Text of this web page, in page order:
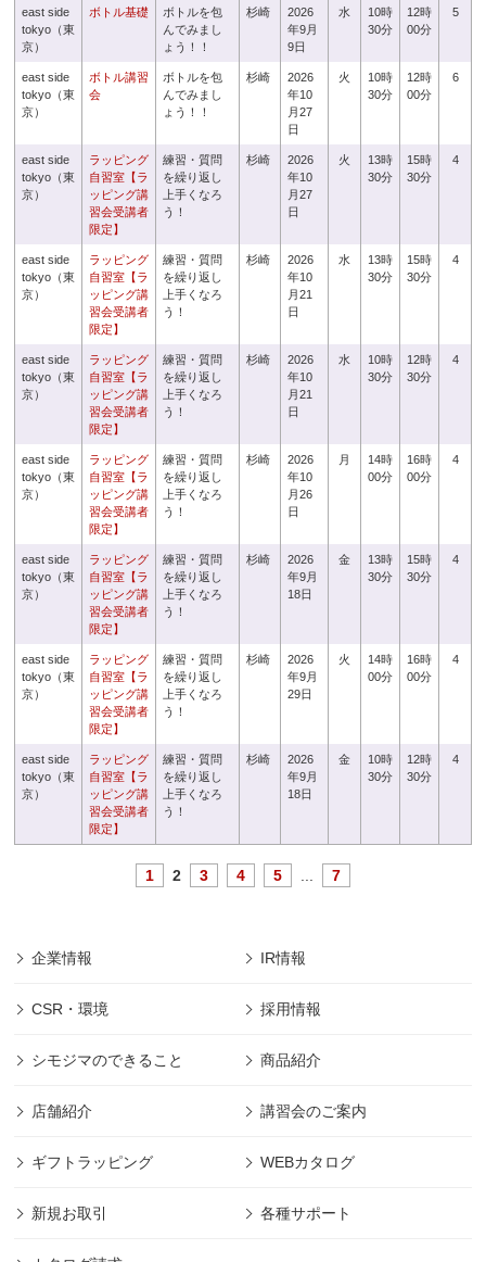
east side
tokyo（東
京）
ボトル基礎
ボトルを包
んでみまし
ょう！！
杉崎
2026
年9月
9日
水
10時
30分
12時
00分
5
east side
tokyo（東
京）
ボトル講習
会
ボトルを包
んでみまし
ょう！！
杉崎
2026
年10
月27
日
火
10時
30分
12時
00分
6
east side
tokyo（東
京）
ラッピング
自習室【ラ
ッピング講
習会受講者
限定】
練習・質問
を繰り返し
上手くなろ
う！
杉崎
2026
年10
月27
日
火
13時
30分
15時
30分
4
east side
tokyo（東
京）
ラッピング
自習室【ラ
ッピング講
習会受講者
限定】
練習・質問
を繰り返し
上手くなろ
う！
杉崎
2026
年10
月21
日
水
13時
30分
15時
30分
4
east side
tokyo（東
京）
ラッピング
自習室【ラ
ッピング講
習会受講者
限定】
練習・質問
を繰り返し
上手くなろ
う！
杉崎
2026
年10
月21
日
水
10時
30分
12時
30分
4
east side
tokyo（東
京）
ラッピング
自習室【ラ
ッピング講
習会受講者
限定】
練習・質問
を繰り返し
上手くなろ
う！
杉崎
2026
年10
月26
日
月
14時
00分
16時
00分
4
east side
tokyo（東
京）
ラッピング
自習室【ラ
ッピング講
習会受講者
限定】
練習・質問
を繰り返し
上手くなろ
う！
杉崎
2026
年9月
18日
金
13時
30分
15時
30分
4
east side
tokyo（東
京）
ラッピング
自習室【ラ
ッピング講
習会受講者
限定】
練習・質問
を繰り返し
上手くなろ
う！
杉崎
2026
年9月
29日
火
14時
00分
16時
00分
4
east side
tokyo（東
京）
ラッピング
自習室【ラ
ッピング講
習会受講者
限定】
練習・質問
を繰り返し
上手くなろ
う！
杉崎
2026
年9月
18日
金
10時
30分
12時
30分
4
1 2 3 4 5 7
企業情報 IR情報
CSR・環境 採用情報
シモジマのできること 商品紹介
店舗紹介 講習会のご案内
ギフトラッピング WEBカタログ
新規お取引 各種サポート